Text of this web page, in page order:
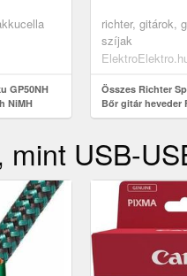
GP50NH
NiMH
richter, gitárok,
szíjak
Összes Richter
Bőr gitár heveder
mint USB-